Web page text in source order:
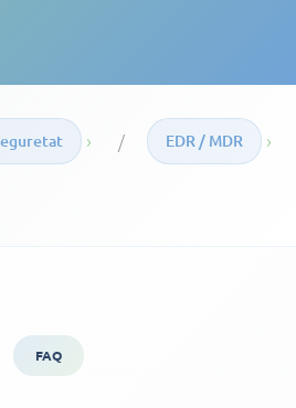
› EDR / MDR ›
FAQ